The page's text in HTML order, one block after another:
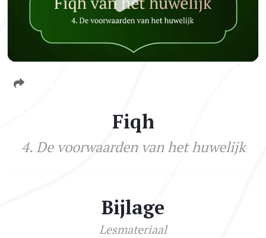
Fiqh
4. De voorwaarden van het huwelijk
Bijlage
Lesmateriaal